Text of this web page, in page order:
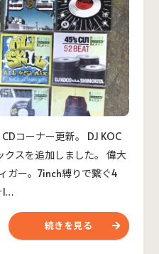
コーナー更新。 DJ KOC
スを追加しました。 偉大
ガー。7inch縛りで繋ぐ4
1…
続きを見る